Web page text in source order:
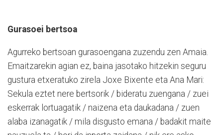
Gurasoei bertsoa
Agurreko bertsoan gurasoengana zuzendu zen Amaia.
Emaitzarekin agian ez, baina jasotako hitzekin seguru
gustura etxeratuko zirela Joxe Bixente eta Ana Mari:
Sekula eztet nere bertsorik / bideratu zuengana / zuei
eskerrak lortuagatik / naizena eta daukadana / zuen
alaba izanagatik / mila disgusto emana / badakit maite